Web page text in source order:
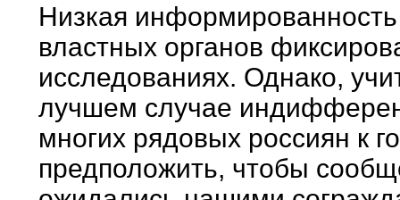
Низкая
властных органов
исследованиях. Однако,
лучшем случае
многих рядовых россиян к
предположить, чтобы